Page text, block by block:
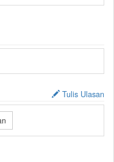
Tulis Ulasan